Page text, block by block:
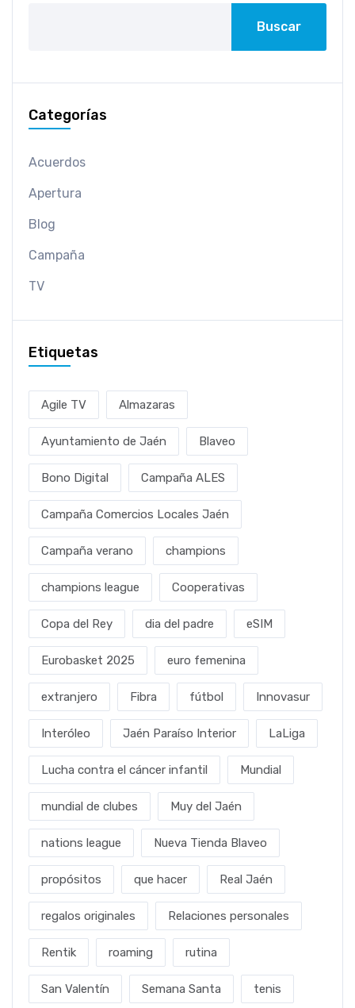
Buscar
Categorías
Acuerdos
Apertura
Blog
Campaña
TV
Etiquetas
Agile TV Almazaras
Ayuntamiento de Jaén Blaveo
Bono Digital Campaña ALES
Campaña Comercios Locales Jaén
Campaña verano champions
champions league Cooperativas
Copa del Rey dia del padre eSIM
Eurobasket 2025 euro femenina
extranjero Fibra fútbol Innovasur
Interóleo Jaén Paraíso Interior LaLiga
Lucha contra el cáncer infantil Mundial
mundial de clubes Muy del Jaén
nations league Nueva Tienda Blaveo
propósitos que hacer Real Jaén
regalos originales Relaciones personales
Rentik roaming rutina
San Valentín Semana Santa tenis